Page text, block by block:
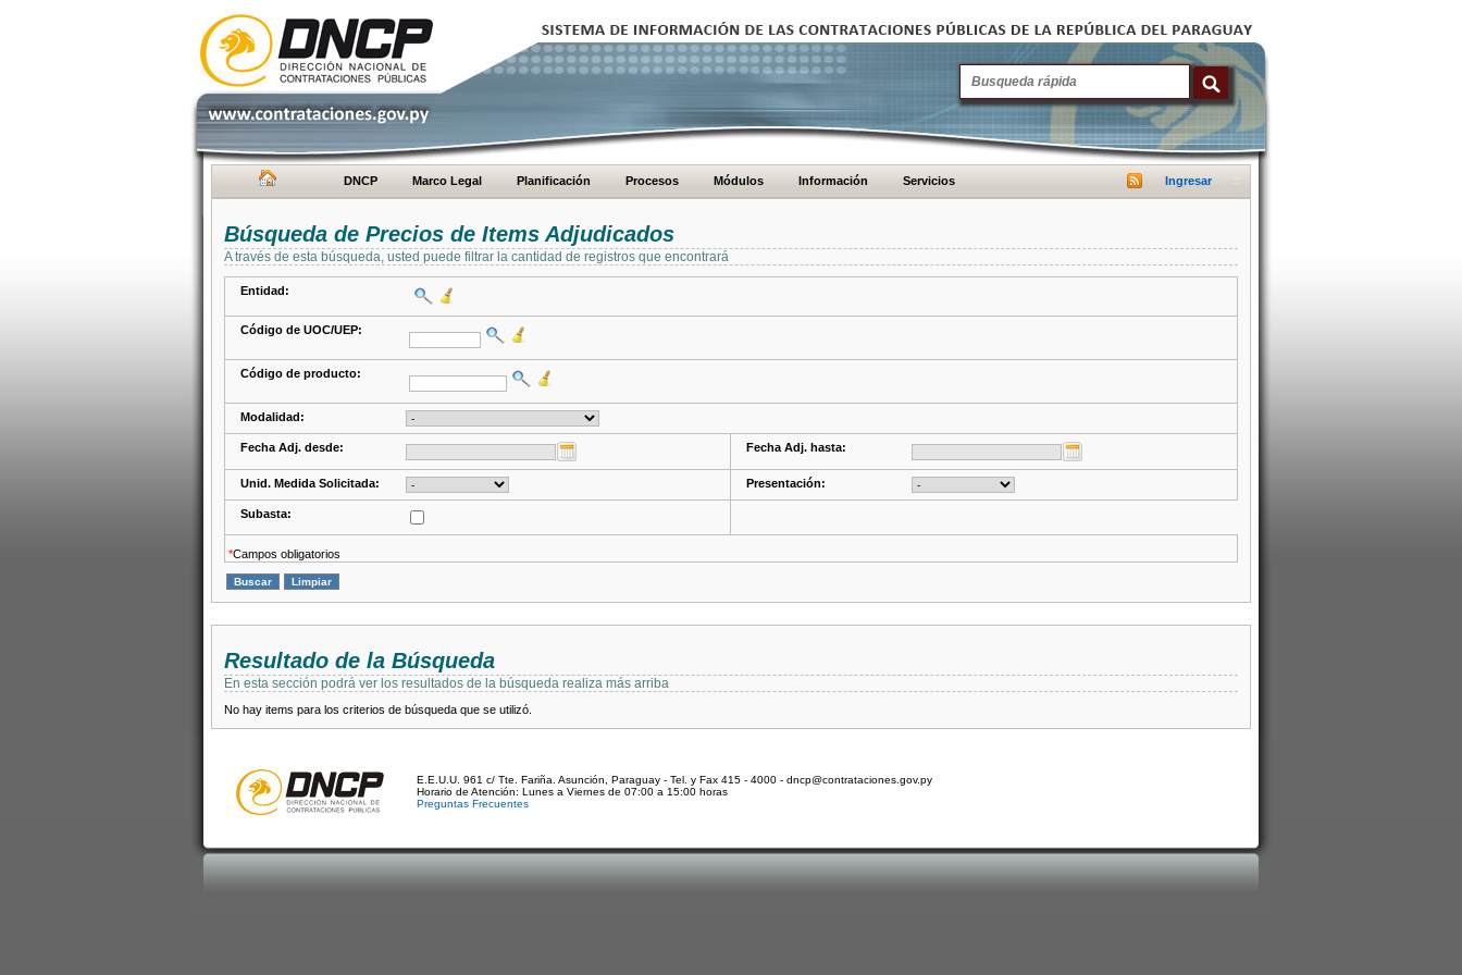
DNCP Marco Legal Planificación Procesos Módulos Información Servicios Ingresar
Búsqueda de Precios de Items Adjudicados
A través de esta búsqueda, usted puede filtrar la cantidad de registros que encontrará
Entidad:
Código de UOC/UEP:
Código de producto:
Modalidad:
Fecha Adj. desde: Fecha Adj. hasta:
Unid. Medida Solicitada: Presentación:
Subasta:
*Campos obligatorios
Resultado de la Búsqueda
En esta sección podrá ver los resultados de la búsqueda realiza más arriba
No hay items para los criterios de búsqueda que se utilizó.
E.E.U.U. 961 c/ Tte. Fariña. Asunción, Paraguay - Tel. y Fax 415 - 4000 - dncp@contrataciones.gov.py
Horario de Atención: Lunes a Viernes de 07:00 a 15:00 horas
Preguntas Frecuentes